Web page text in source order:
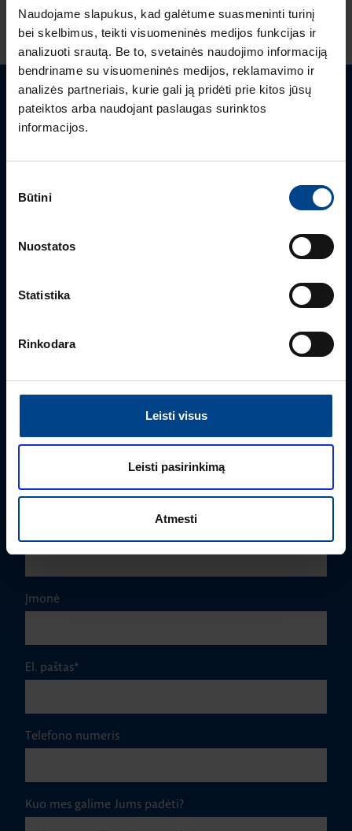
Naudojame slapukus, kad galėtume suasmeninti turinį
bei skelbimus, teikti visuomeninės medijos funkcijas ir
analizuoti srautą. Be to, svetainės naudojimo informaciją
bendriname su visuomeninės medijos, reklamavimo ir
analizės partneriais, kurie gali ją pridėti prie kitos jūsų
pateiktos arba naudojant paslaugas surinktos
informacijos.
pasirinkimas
Būtini
Nuostatos
Statistika
Rinkodara
Leisti visus
Leisti pasirinkimą
Atmesti
Turite klausimų? Susisiekite
PRODUKTO VADOVAS
+370 603 23732
rimvydas.bieksa@utugroup.com
Įmonė
El. paštas*
Telefono numeris
Kuo mes galime Jums padėti?